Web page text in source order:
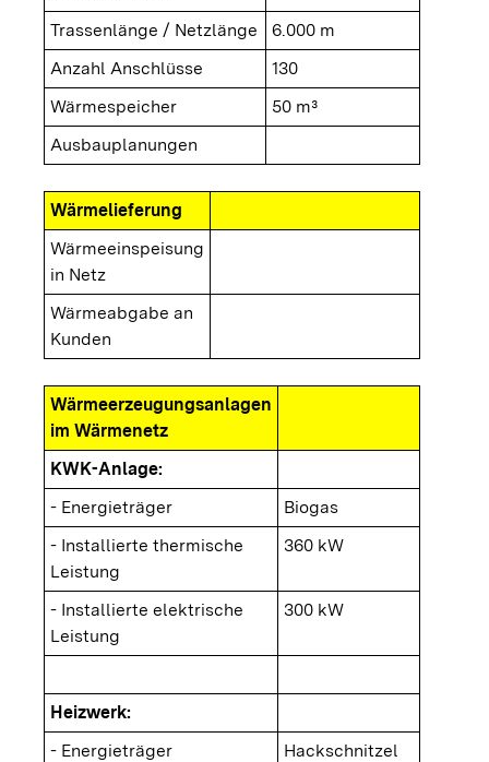
Trassenlänge / Netzlänge
6.000 m
Anzahl Anschlüsse
130
Wärmespeicher
50 m³
Ausbauplanungen
Wärmelieferung
Wärmeeinspeisung
in Netz
Wärmeabgabe an
Kunden
Wärmeerzeugungsanlagen
im Wärmenetz
KWK-Anlage:
- Energieträger
Biogas
- Installierte thermische
Leistung
360 kW
- Installierte elektrische
Leistung
300 kW
Heizwerk:
- Energieträger
Hackschnitzel